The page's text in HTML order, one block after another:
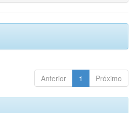
Anterior 1 Próximo